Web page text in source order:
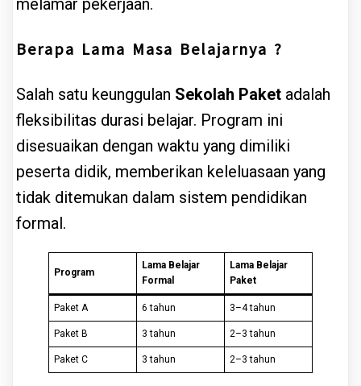
melamar pekerjaan.
Berapa Lama Masa Belajarnya ?
Salah satu keunggulan Sekolah Paket adalah
fleksibilitas durasi belajar. Program ini
disesuaikan dengan waktu yang dimiliki
peserta didik, memberikan keleluasaan yang
tidak ditemukan dalam sistem pendidikan
formal.
Program
Lama Belajar
Formal
Lama Belajar
Paket
Paket A 6 tahun 3–4 tahun
Paket B 3 tahun 2–3 tahun
Paket C 3 tahun 2–3 tahun